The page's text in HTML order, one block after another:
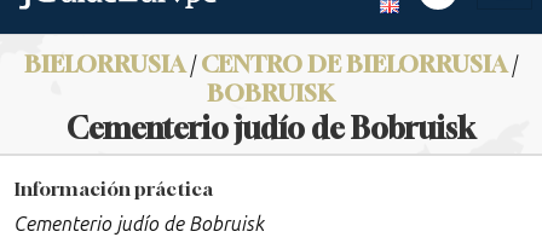
BIELORRUSIA/CENTRO DE BIELORRUSIA/
BOBRUISK
Cementerio judío de Bobruisk
Información práctica
Cementerio judío de Bobruisk